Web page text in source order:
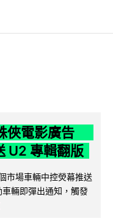
俠電影廣告
U2 專輯翻版
市場車輛中控熒幕推送
車輛即彈出通知，觸發